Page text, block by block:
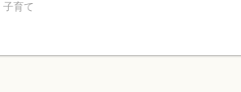
子育て